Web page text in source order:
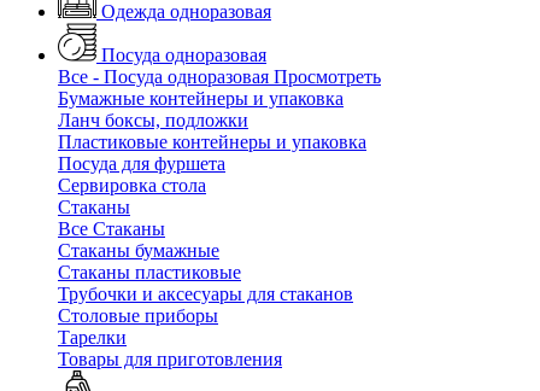
Одежда одноразовая
Посуда одноразовая
Все - Посуда одноразовая Просмотреть
Бумажные контейнеры и упаковка
Ланч боксы, подложки
Пластиковые контейнеры и упаковка
Посуда для фуршета
Сервировка стола
Стаканы
Все Стаканы
Стаканы бумажные
Стаканы пластиковые
Трубочки и аксесуары для стаканов
Столовые приборы
Тарелки
Товары для приготовления